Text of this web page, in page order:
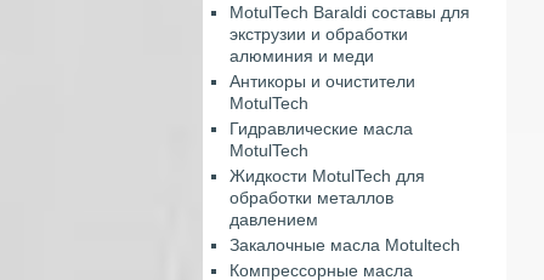
MotulTech Baraldi составы для
экструзии и обработки
алюминия и меди
Антикоры и очистители
MotulTech
Гидравлические масла
MotulTech
Жидкости MotulTech для
обработки металлов
давлением
Закалочные масла Motultech
Компрессорные масла